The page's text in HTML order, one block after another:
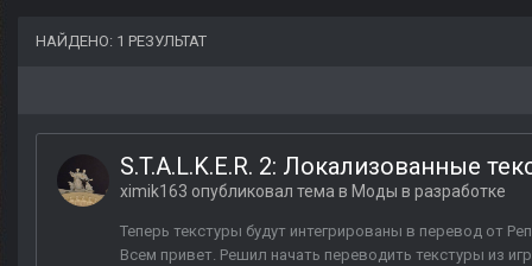
НАЙДЕНО: 1 РЕЗУЛЬТАТ
S.T.A.L.K.E.R. 2: Локализованные
ximik163 опубликовал тема в Моды в разработке
Теперь текстуры будут интегрированы в перевод от
Всем привет. Решил начать переводить текстуры из